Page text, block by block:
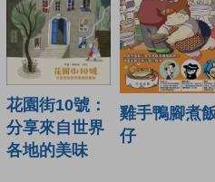
花園街10號：
分享來自世界
各地的美味
雞手鴨腳煮
仔